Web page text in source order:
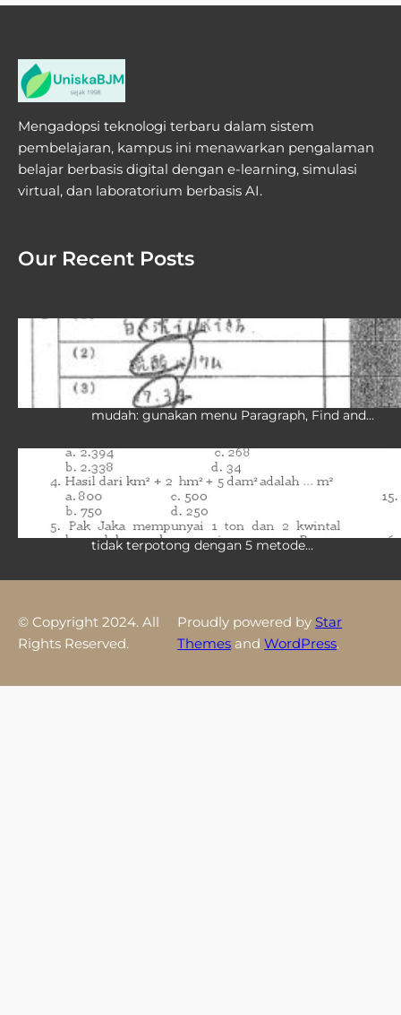
Mengadopsi teknologi terbaru dalam sistem
pembelajaran, kampus ini menawarkan pengalaman
belajar berbasis digital dengan e-learning, simulasi
virtual, dan laboratorium berbasis AI.
Our Recent Posts
7 Cara Menyamakan Spasi di Word
yang Jarang Diketahui, Ternyata
Semudah Ini di 2026
Cara menyamakan spasi di word dengan
mudah: gunakan menu Paragraph, Find and…
Cara Memindahkan Excel ke Word
Agar Tidak Terpotong, 7 Trik Jitu yang
Terbukti Berhasil di 2026
Pelajari cara memindahkan excel ke word agar
tidak terpotong dengan 5 metode…
© Copyright 2024. All
Rights Reserved.
Proudly powered by Star
Themes andWordPress.